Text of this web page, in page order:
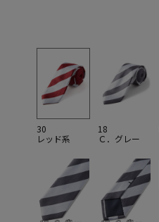
30
レッド系
18
Ｃ．グレー